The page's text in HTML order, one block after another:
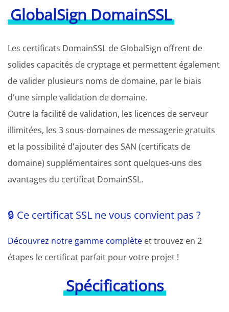
GlobalSign DomainSSL
Les certificats DomainSSL de GlobalSign offrent de
solides capacités de cryptage et permettent également
de valider plusieurs noms de domaine, par le biais
d'une simple validation de domaine.
Outre la facilité de validation, les licences de serveur
illimitées, les 3 sous-domaines de messagerie gratuits
et la possibilité d'ajouter des SAN (certificats de
domaine) supplémentaires sont quelques-uns des
avantages du certificat DomainSSL.
🔒 Ce certificat SSL ne vous convient pas ?
Découvrez notre gamme complète et trouvez en 2
étapes le certificat parfait pour votre projet !
Spécifications